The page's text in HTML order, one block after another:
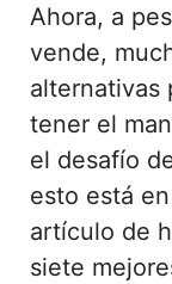
Ahora, a
vende,
alternativas
tener el
el desafío
esto está
artículo de
siete